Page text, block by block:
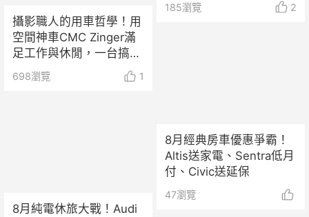
攝影職人的用車哲學！用
空間神車CMC Zinger滿
足工作與休閒，一台搞
定！
698瀏覽 1
8月純電休旅大戰！Audi
185瀏覽 2
8月經典房車優惠爭霸！
Altis送家電、Sentra低月
付、Civic送延保
47瀏覽